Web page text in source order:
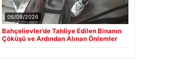
06/08/2026
Bahçelievler’de Tahliye Edilen Binanın
Çöküşü ve Ardından Alınan Önlemler